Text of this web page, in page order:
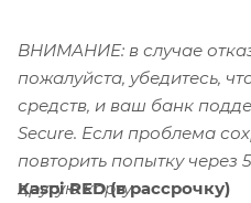
ВНИМАНИЕ: в случае
пожалуйста, убедитесь,
средств, и ваш банк
Secure. Если проблема
повторить попытку через
другую карту.
Kaspi RED (в рассрочку)